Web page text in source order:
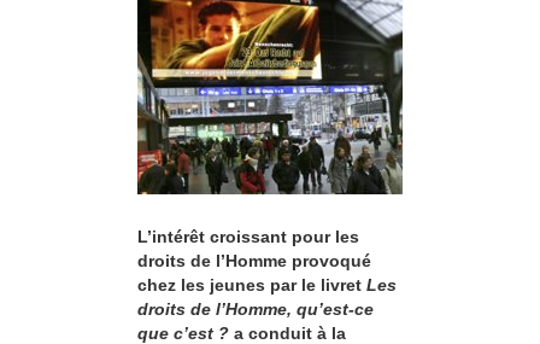
L’intérêt croissant pour les
droits de l’Homme provoqué
chez les jeunes par le livret Les
droits de l’Homme, qu’est-ce
que c’est ? a conduit à la